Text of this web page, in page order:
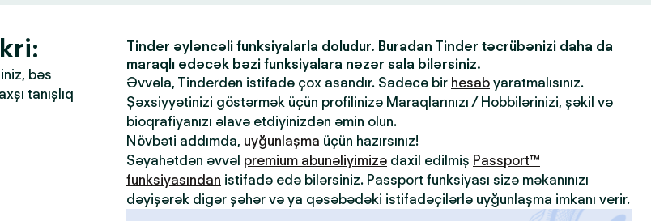
bəs
tanışlıq
Tinder əyləncəli funksiyalarla doludur. Buradan Tinder təcrübənizi daha da
maraqlı edəcək bəzi funksiyalara nəzər sala bilərsiniz.
Əvvəla, Tinderdən istifadə çox asandır. Sadəcə bir hesab yaratmalısınız.
Şəxsiyyətinizi göstərmək üçün profilinizə Maraqlarınızı / Hobbilərinizi, şəkil və
bioqrafiyanızı əlavə etdiyinizdən əmin olun.
Növbəti addımda, uyğunlaşma üçün hazırsınız!
Səyahətdən əvvəl premium abunəliyimizə daxil edilmiş Passport™
funksiyasından istifadə edə bilərsiniz. Passport funksiyası sizə məkanınızı
dəyişərək digər şəhər və ya qəsəbədəki istifadəçilərlə uyğunlaşma imkanı verir.